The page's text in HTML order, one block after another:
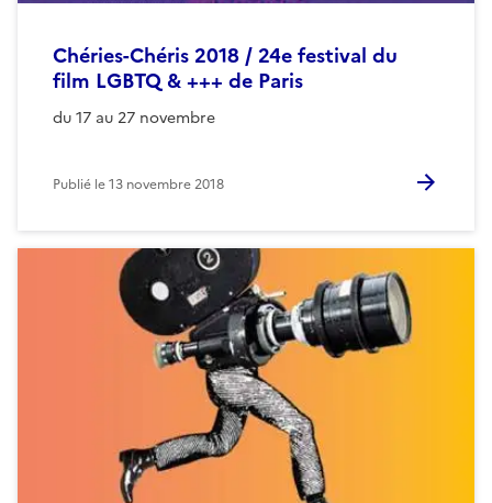
Chéries-Chéris 2018 / 24e festival du
film LGBTQ & +++ de Paris
du 17 au 27 novembre
Publié le13 novembre 2018